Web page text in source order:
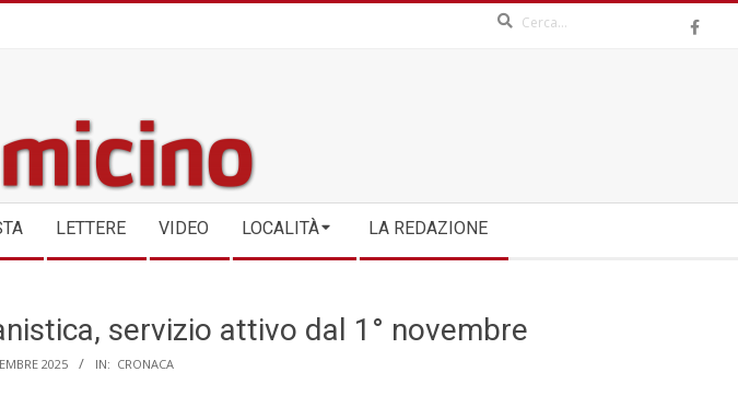
LETTERE VIDEO LOCALITÀ LA REDAZIONE
servizio attivo dal 1° novembre
2025 IN: CRONACA